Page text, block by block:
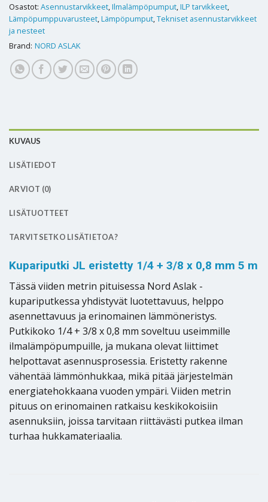
Osastot: Asennustarvikkeet,Ilmalämpöpumput,ILP tarvikkeet,
Lämpöpumppuvarusteet,Lämpöpumput,Tekniset asennustarvikkeet
ja nesteet
Brand: NORD ASLAK
KUVAUS
LISÄTIEDOT
ARVIOT (0)
LISÄTUOTTEET
TARVITSETKO LISÄTIETOA?
Kupariputki JL eristetty 1/4 + 3/8 x 0,8 mm 5 m
Tässä viiden metrin pituisessa Nord Aslak -
kupariputkessa yhdistyvät luotettavuus, helppo
asennettavuus ja erinomainen lämmöneristys.
Putkikoko 1/4 + 3/8 x 0,8 mm soveltuu useimmille
ilmalämpöpumpuille, ja mukana olevat liittimet
helpottavat asennusprosessia. Eristetty rakenne
vähentää lämmönhukkaa, mikä pitää järjestelmän
energiatehokkaana vuoden ympäri. Viiden metrin
pituus on erinomainen ratkaisu keskikokoisiin
asennuksiin, joissa tarvitaan riittävästi putkea ilman
turhaa hukkamateriaalia.